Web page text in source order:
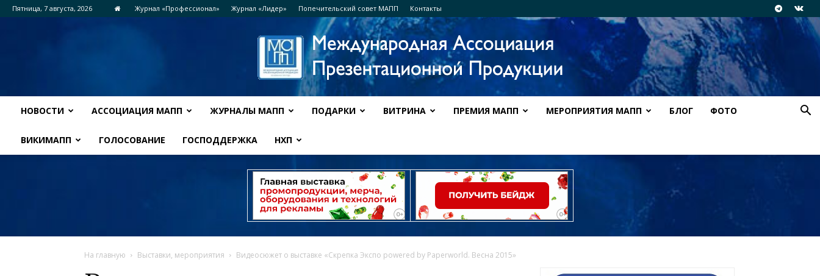
Пятница, 7 августа, 2026 Журнал «Профессионал» Журнал «Лидер» Попечительский совет МАПП Контакты
НОВОСТИ АССОЦИАЦИЯ МАПП ЖУРНАЛЫ МАПП ПОДАРКИ ВИТРИНА ПРЕМИЯ МАПП МЕРОПРИЯТИЯ МАПП БЛОГ ФОТО
ВИКИМАПП ГОЛОСОВАНИЕ ГОСПОДДЕРЖКА НХП
На главную Выставки, мероприятия Видеосюжет о выставке «Скрепка Экспо powered by Paperworld. Весна 2015»